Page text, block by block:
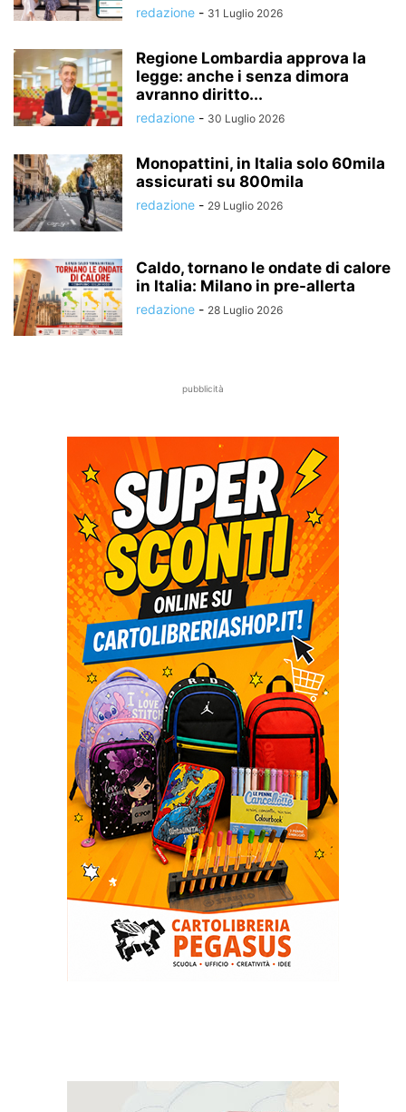
redazione - 31 Luglio 2026
Regione Lombardia approva la
legge: anche i senza dimora
avranno diritto...
redazione - 30 Luglio 2026
Monopattini, in Italia solo 60mila
assicurati su 800mila
redazione - 29 Luglio 2026
Caldo, tornano le ondate di calore
in Italia: Milano in pre-allerta
redazione - 28 Luglio 2026
pubblicità